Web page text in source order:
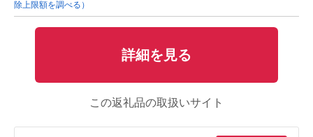
除上限額を調べる）
詳細を見る
この返礼品の取扱いサイト